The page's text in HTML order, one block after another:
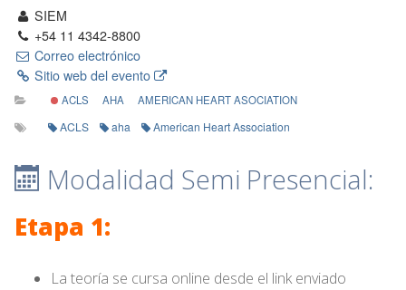
SIEM
+54 11 4342-8800
Correo electrónico
Sitio web del evento
ACLS AHA AMERICAN HEART ASOCIATION
ACLS aha American Heart Association
Modalidad Semi Presencial:
Etapa 1:
La teoría se cursa online desde el link enviado